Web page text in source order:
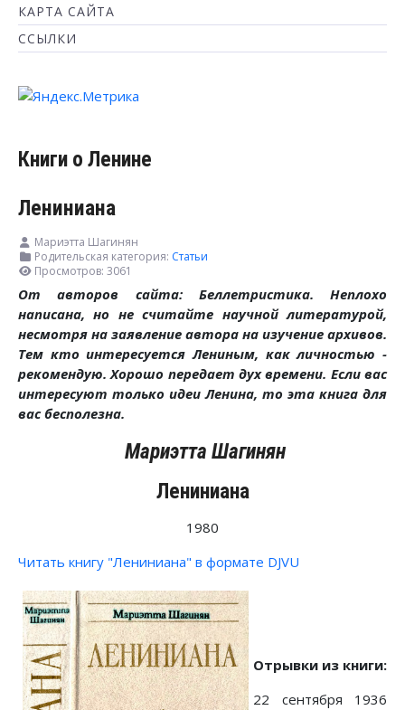
КАРТА САЙТА
ССЫЛКИ
Книги о Ленине
Лениниана
Мариэтта Шагинян
Родительская категория: Статьи
Просмотров: 3061
От авторов сайта: Беллетристика. Неплохо
написана, но не считайте научной литературой,
несмотря на заявление автора на изучение архивов.
Тем кто интересуется Лениным, как личностью -
рекомендую. Хорошо передает дух времени. Если вас
интересуют только идеи Ленина, то эта книга для
вас бесполезна.
Мариэтта Шагинян
Лениниана
1980
Читать книгу "Лениниана" в формате DJVU
Отрывки из книги:
22 сентября 1936